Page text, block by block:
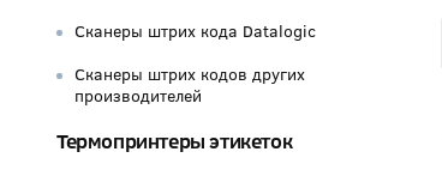
Сканеры штрих кода Datalogic
Сканеры штрих кодов других
производителей
Термопринтеры этикеток